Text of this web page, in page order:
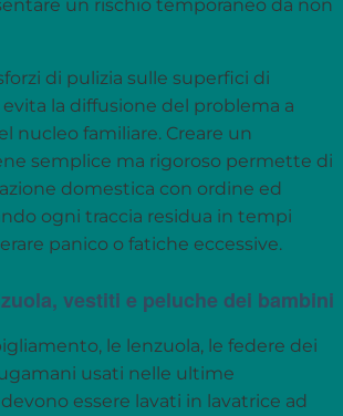
un rischio temporaneo da non
di pulizia sulle superfici di
la diffusione del problema a
nucleo familiare. Creare un
semplice ma rigoroso permette di
domestica con ordine ed
ogni traccia residua in tempi
panico o fatiche eccessive.
vestiti e peluche dei bambini
le lenzuola, le federe dei
usati nelle ultime
essere lavati in lavatrice ad